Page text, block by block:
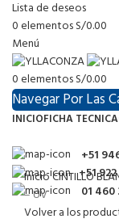
Lista de deseos
0elementosS/0.00
Menú
0elementosS/0.00
Navegar Por Las
INICIOFICHA TECNICA
+51
+51
01 460
InicioCINTILLO
– UV
Volver a los